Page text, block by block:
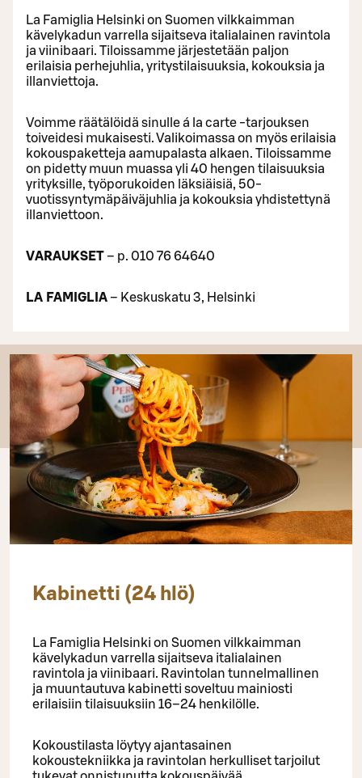
La Famiglia Helsinki on Suomen vilkkaimman
kävelykadun varrella sijaitseva italialainen ravintola
ja viinibaari. Tiloissamme järjestetään paljon
erilaisia perhejuhlia, yritystilaisuuksia, kokouksia ja
illanviettoja.
Voimme räätälöidä sinulle á la carte -tarjouksen
toiveidesi mukaisesti. Valikoimassa on myös erilaisia
kokouspaketteja aamupalasta alkaen. Tiloissamme
on pidetty muun muassa yli 40 hengen tilaisuuksia
yrityksille, työporukoiden läksiäisiä, 50-
vuotissyntymäpäiväjuhlia ja kokouksia yhdistettynä
illanviettoon.
VARAUKSET – p. 010 76 64640
LA FAMIGLIA – Keskuskatu 3, Helsinki
Kabinetti (24 hlö)
La Famiglia Helsinki on Suomen vilkkaimman
kävelykadun varrella sijaitseva italialainen
ravintola ja viinibaari. Ravintolan tunnelmallinen
ja muuntautuva kabinetti soveltuu mainiosti
erilaisiin tilaisuuksiin 16–24 henkilölle.
Kokoustilasta löytyy ajantasainen
kokoustekniikka ja ravintolan herkulliset tarjoilut